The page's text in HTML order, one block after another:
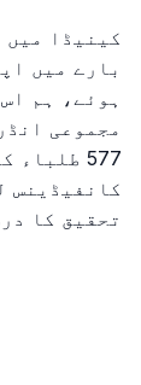
کینیڈا میں
بارے میں
ہوئے، ہم
کانفیڈینس
تحقیق کا